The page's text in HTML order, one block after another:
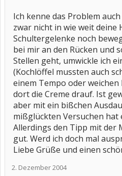
Ich kenne das Problem
zwar nicht in wie weit deine
Schultergelenke noch
bei mir an den Rücken und
Stellen geht, umwickle ich
(Kochlöffel mussten auch
einem Tempo oder
dort die Creme drauf. Ist
aber mit ein bißchen
mißglückten Versuchen hat
Allerdings den Tipp mit der
gut. Werd ich doch mal
Liebe Grüße und einen
2. Dezember 2004